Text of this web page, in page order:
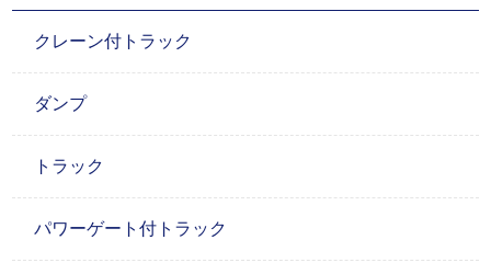
クレーン付トラック
ダンプ
トラック
パワーゲート付トラック